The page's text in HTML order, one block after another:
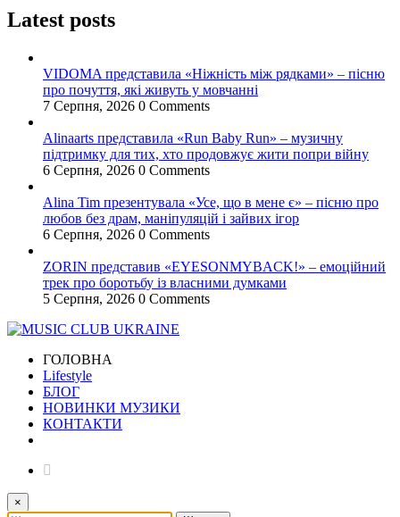
Latest posts
VIDOMA представила «Ніжність між рядками» – пісню
про почуття, які живуть у мовчанні
7 Серпня, 2026 0 Comments
Alinaarts представила «Run Baby Run» – музичну
підтримку для тих, хто продовжує жити попри війну
6 Серпня, 2026 0 Comments
Alina Tim презентувала «Усе, що в мене є» – пісню про
любов без драм, маніпуляцій і зайвих ігор
6 Серпня, 2026 0 Comments
ZORIN представив «EYESONMYBACK!» – емоційний
трек про боротьбу із власними думками
5 Серпня, 2026 0 Comments
ГОЛОВНА
Lifestyle
БЛОГ
НОВИНКИ МУЗИКИ
КОНТАКТИ
×